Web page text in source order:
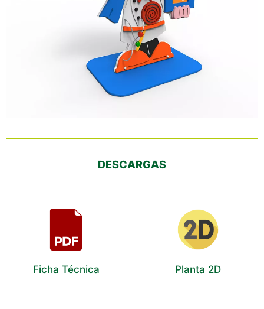
DESCARGAS
Ficha Técnica Planta 2D